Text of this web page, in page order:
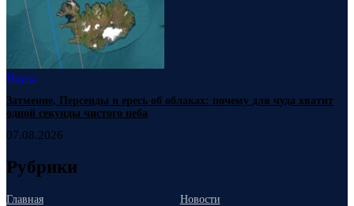
Наука
Затмение, Персеиды и ересь об облаках: почему для чуда хватит
одной секунды чистого неба
07.08.2026
Рубрики
Главная
Новости